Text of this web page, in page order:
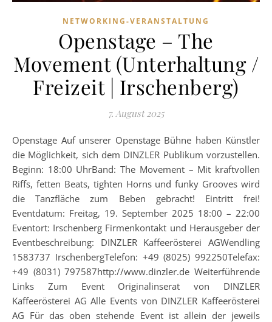
NETWORKING-VERANSTALTUNG
Openstage – The
Movement (Unterhaltung /
Freizeit | Irschenberg)
7. August 2025
Openstage Auf unserer Openstage Bühne haben Künstler
die Möglichkeit, sich dem DINZLER Publikum vorzustellen.
Beginn: 18:00 UhrBand: The Movement – Mit kraftvollen
Riffs, fetten Beats, tighten Horns und funky Grooves wird
die Tanzfläche zum Beben gebracht! Eintritt frei!
Eventdatum: Freitag, 19. September 2025 18:00 – 22:00
Eventort: Irschenberg Firmenkontakt und Herausgeber der
Eventbeschreibung: DINZLER Kaffeerösterei AGWendling
1583737 IrschenbergTelefon: +49 (8025) 992250Telefax:
+49 (8031) 797587http://www.dinzler.de Weiterführende
Links Zum Event Originalinserat von DINZLER
Kaffeerösterei AG Alle Events von DINZLER Kaffeerösterei
AG Für das oben stehende Event ist allein der jeweils